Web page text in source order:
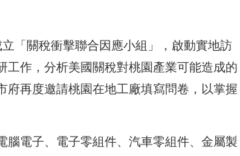
「關稅衝擊聯合因應小組」，啟動實地訪
作，分析美國關稅對桃園產業可能造成的
再度邀請桃園在地工廠填寫問卷，以掌握
電子、電子零組件、汽車零組件、金屬製